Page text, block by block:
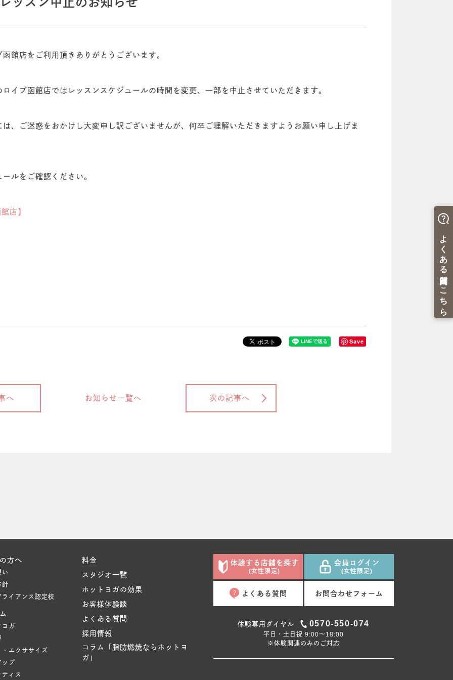
館店をご利用頂きありがとうございます。
イブ函館店ではレッスンスケジュールの時間を変更、一部を中止させていただきます。
、ご迷惑をおかけし大変申し訳ございませんが、何卒ご理解いただきますようお願い申し上げま
ルをご確認ください。
店】
Save
へ お知らせ一覧へ 次の記事へ
方へ
い
針
ライアンス認定校
ヨガ
エクササイズ
ップ
ィス
料金
スタジオ一覧
ホットヨガの効果
お客様体験談
よくある質問
採用情報
コラム「脂肪燃焼ならホットヨ
ガ」
体験する店舗を探す
(女性限定)
会員ログイン
(女性限定)
よくある質問 お問合わせフォーム
体験専用ダイヤル 0570-550-074
平日・土日祝 9:00〜18:00
※体験関連のみのご対応